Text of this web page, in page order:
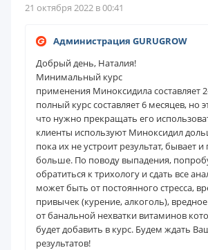
21 октября 2022 в 00:41
Администрация GURUGROW
Добрый день, Наталия!
Минимальный курс
применения Миноксидиласоставляет
полный курс составляет 6 месяцев, но
что нужно прекращать его
клиенты используют Миноксидил
пока их не устроит результат, бывает и
больше. По поводу выпадения,
обратиться к трихологу и сдать все
может быть от постоянного стресса,
привычек (курение, алкоголь),
от банальной нехватки витаминов
будет добавить в курс. Будем ждать
результатов!